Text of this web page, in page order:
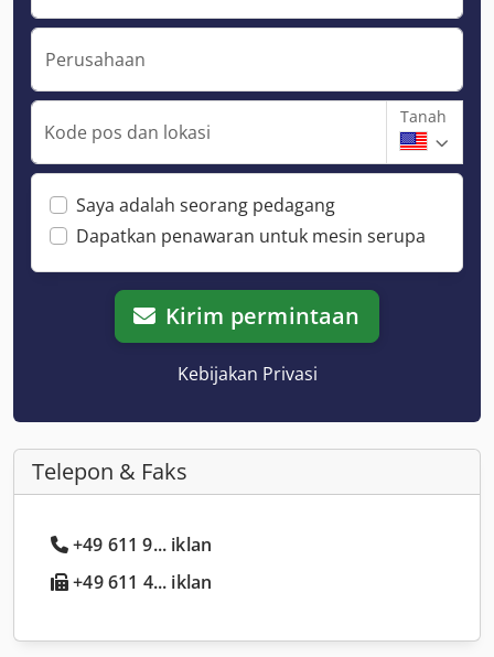
Perusahaan
Kode pos dan lokasi
Tanah
Saya adalah seorang pedagang
Dapatkan penawaran untuk mesin serupa
Kirim permintaan
Kebijakan Privasi
Telepon & Faks
+49 611 9... iklan
+49 611 4... iklan